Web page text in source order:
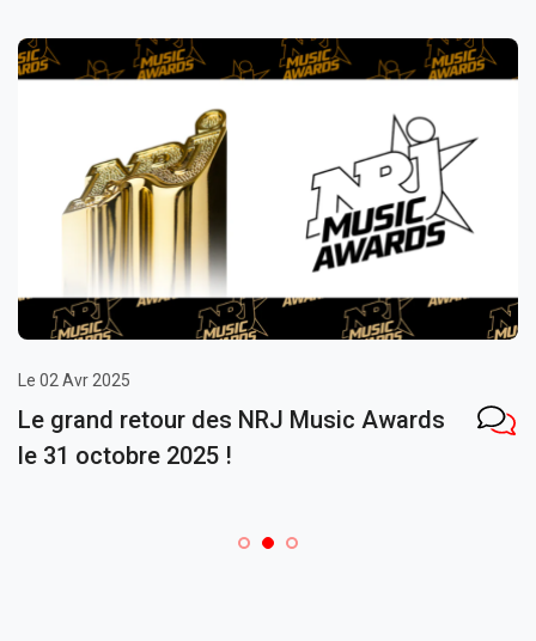
Le 02 Avr 2025
Le grand retour des NRJ Music Awards
le 31 octobre 2025 !